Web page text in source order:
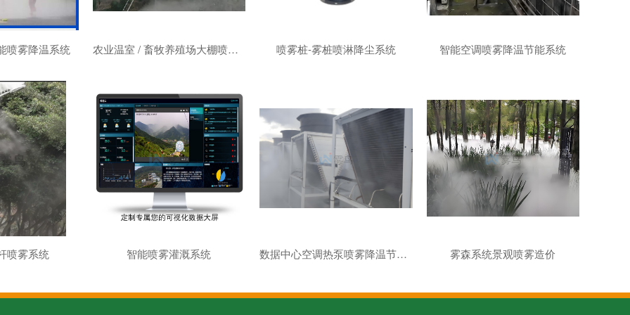
喷雾降温系统 农业温室 / 畜牧养殖场大棚喷雾系统 喷雾桩-雾桩喷淋降尘系统 智能空调喷雾降温节能系统
喷雾系统 智能喷雾灌溉系统 数据中心空调热泵喷雾降温节能系统 雾森系统景观喷雾造价